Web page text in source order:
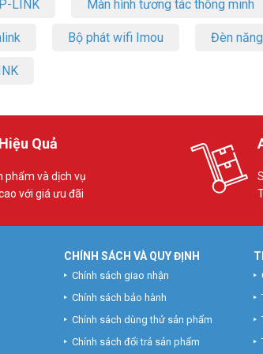
LINK Màn hình tương tác thông minh
Bộ phát wifi Imou Đèn
Quả
phẩm và dịch vụ
với giá ưu đãi
CHÍNH SÁCH VÀ QUY ĐỊNH
Chính sách giao nhận
Chính sách bảo hành
Chính sách dùng thử sản phẩm
Chính sách đổi trả sản phẩm